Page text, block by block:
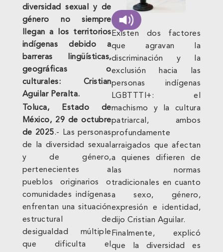
diversidad sexual y de
género no siempre
llegan a los territorios
indígenas debido a
barreras lingüísticas,
geográficas o
culturales: Cristian
Aguilar Peralta.
Toluca, Estado de
México, 29 de octubre
de 2025.- Las personas
de la diversidad sexual
y de género,
pertenecientes a
pueblos originarios o
comunidades indígenas
enfrentan una situación
estructural de
desigualdad múltiple
que dificulta el
Existen dos factores
que agravan la
discriminación y la
exclusión hacia las
personas indígenas
LGBTTTI+: el
machismo y la cultura
patriarcal, ambos
profundamente
arraigados que afectan
a quienes difieren de
las normas
tradicionales en cuanto
a sexo, género,
expresión e identidad,
dijo Cristian Aguilar.
Finalmente, explicó
que la diversidad es